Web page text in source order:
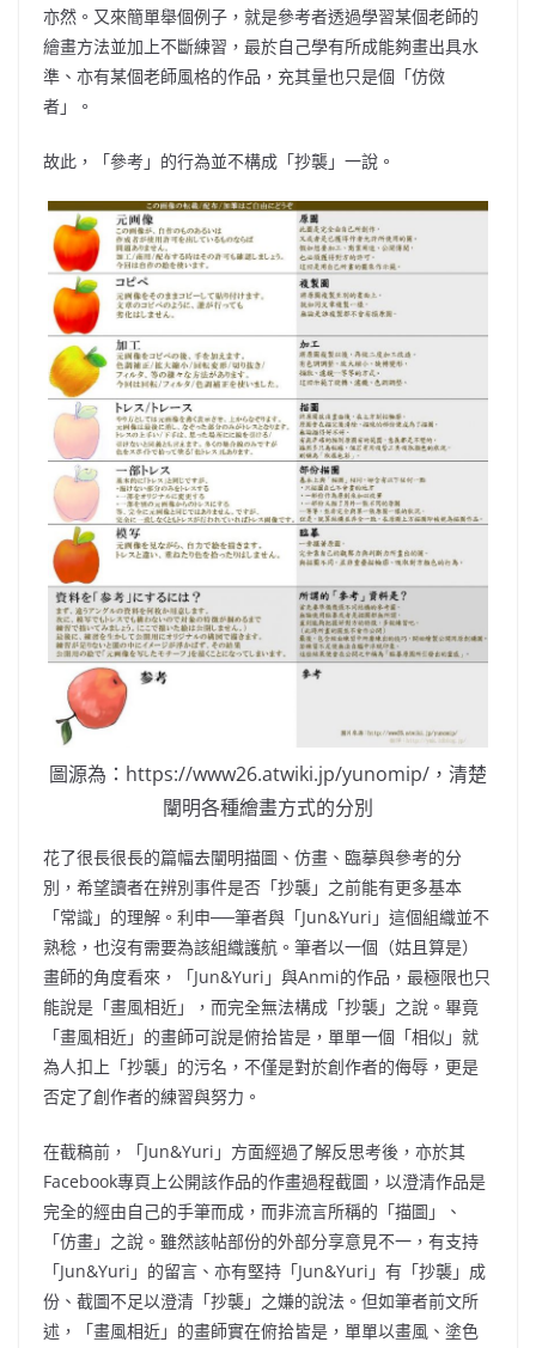
亦然。又來簡單舉個例子，就是參考者透過學習某個老師的
繪畫方法並加上不斷練習，最於自己學有所成能夠畫出具水
準、亦有某個老師風格的作品，充其量也只是個「仿傚
者」。
故此，「參考」的行為並不構成「抄襲」一說。
圖源為：https://www26.atwiki.jp/yunomip/，清楚
闡明各種繪畫方式的分別
花了很長很長的篇幅去闡明描圖、仿畫、臨摹與參考的分
別，希望讀者在辨別事件是否「抄襲」之前能有更多基本
「常識」的理解。利申──筆者與「Jun&Yuri」這個組織並不
熟稔，也沒有需要為該組織護航。筆者以一個（姑且算是）
畫師的角度看來，「Jun&Yuri」與Anmi的作品，最極限也只
能說是「畫風相近」，而完全無法構成「抄襲」之說。畢竟
「畫風相近」的畫師可說是俯拾皆是，單單一個「相似」就
為人扣上「抄襲」的污名，不僅是對於創作者的侮辱，更是
否定了創作者的練習與努力。
在截稿前，「Jun&Yuri」方面經過了解反思考後，亦於其
Facebook專頁上公開該作品的作畫過程截圖，以澄清作品是
完全的經由自己的手筆而成，而非流言所稱的「描圖」、
「仿畫」之說。雖然該帖部份的外部分享意見不一，有支持
「Jun&Yuri」的留言、亦有堅持「Jun&Yuri」有「抄襲」成
份、截圖不足以澄清「抄襲」之嫌的說法。但如筆者前文所
述，「畫風相近」的畫師實在俯拾皆是，單單以畫風、塗色